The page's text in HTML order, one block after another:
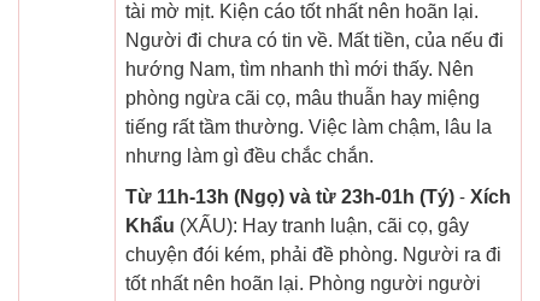
tài mờ mịt. Kiện cáo tốt nhất nên hoãn lại.
Người đi chưa có tin về. Mất tiền, của nếu đi
hướng Nam, tìm nhanh thì mới thấy. Nên
phòng ngừa cãi cọ, mâu thuẫn hay miệng
tiếng rất tầm thường. Việc làm chậm, lâu la
nhưng làm gì đều chắc chắn.
Từ 11h-13h (Ngọ) và từ 23h-01h (Tý) - Xích
Khẩu (XẤU): Hay tranh luận, cãi cọ, gây
chuyện đói kém, phải đề phòng. Người ra đi
tốt nhất nên hoãn lại. Phòng người người